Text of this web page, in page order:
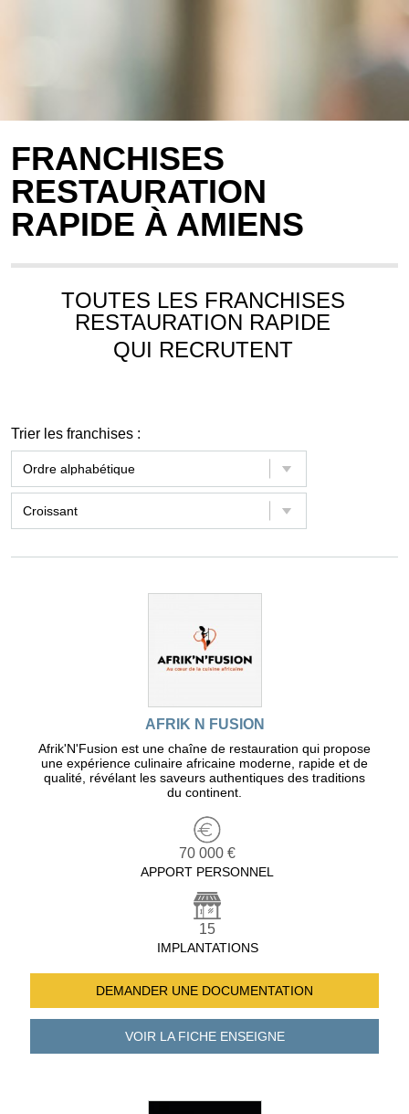
FRANCHISES
RESTAURATION
RAPIDE À AMIENS
TOUTES LES FRANCHISES
RESTAURATION RAPIDE
QUI RECRUTENT
Trier les franchises :
AFRIK N FUSION
Afrik'N'Fusion est une chaîne de restauration qui propose
une expérience culinaire africaine moderne, rapide et de
qualité, révélant les saveurs authentiques des traditions
du continent.
70 000 €
APPORT PERSONNEL
15
IMPLANTATIONS
DEMANDER UNE DOCUMENTATION
VOIR LA FICHEENSEIGNE